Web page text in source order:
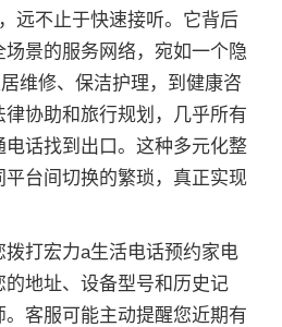
远不止于快速接听。它背后
景的服务网络，宛如一个隐
维修、保洁护理，到健康咨
协助和旅行规划，几乎所有
电话找到出口。这种多元化整
台间切换的繁琐，真正实现
打宏力a生活电话预约家电
地址、设备型号和历史记
客服可能主动提醒您近期有